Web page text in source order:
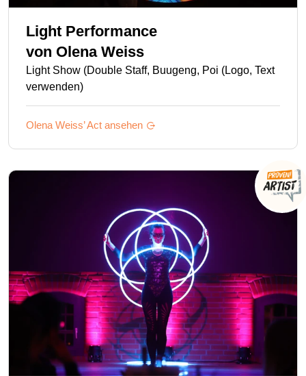
Light Performance
von Olena Weiss
Light Show (Double Staff, Buugeng, Poi (Logo, Text
verwenden)
Olena Weiss’Act ansehen